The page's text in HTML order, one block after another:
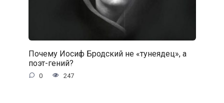
Почему Иосиф Бродский не «тунеядец», а
поэт-гений?
0 247